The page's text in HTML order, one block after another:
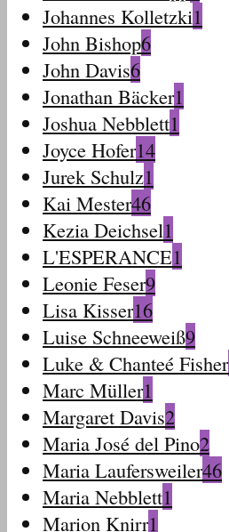
Johannes Kolletzki1
John Bishop6
John Davis6
Jonathan Bäcker1
Joshua Nebblett1
Joyce Hofer14
Jurek Schulz1
Kai Mester46
Kezia Deichsel1
L'ESPERANCE1
Leonie Feser9
Lisa Kisser16
Luise Schneeweiß9
Luke & Chanteé Fisher
Marc Müller1
Margaret Davis2
Maria José del Pino2
Maria Laufersweiler46
Maria Nebblett1
Marion Knirr1